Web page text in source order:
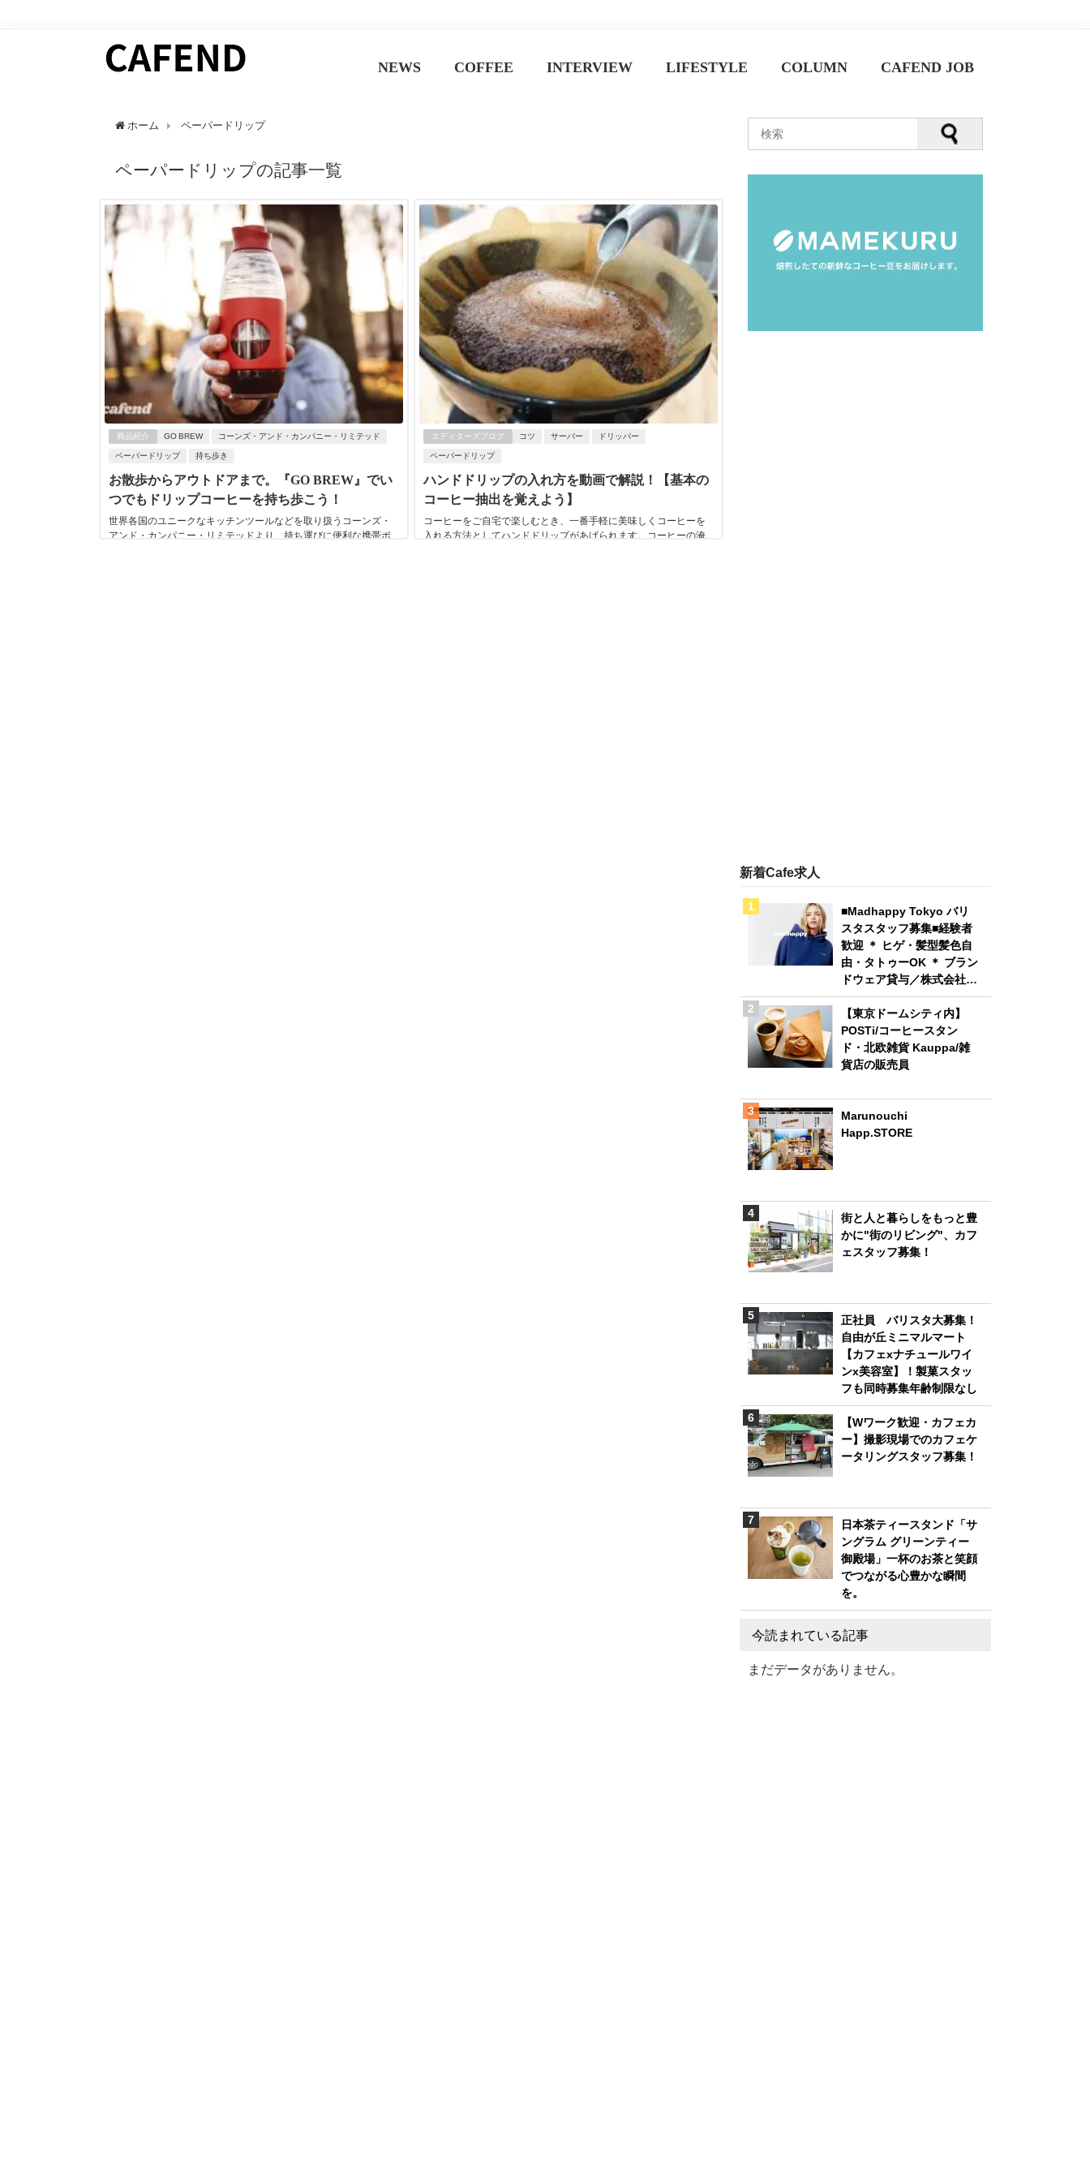
NEWS COFFEE INTERVIEW LIFESTYLE COLUMN CAFEND JOB
ホーム ペーパードリップ
ペーパードリップの記事一覧
商品紹介 GO BREW コーンズ・アンド・カンパニー・リミテッド
ペーパードリップ 持ち歩き
お散歩からアウトドアまで。『GO BREW』でい
つでもドリップコーヒーを持ち歩こう！
世界各国のユニークなキッチンツールなどを取り扱うコーンズ・
アンド・カンパニー・リミテッドより、持ち運びに便利な携帯ボ
エディターズブログ コツ サーバー ドリッパー
ペーパードリップ
ハンドドリップの入れ方を動画で解説！【基本の
コーヒー抽出を覚えよう】
コーヒーをご自宅で楽しむとき、一番手軽に美味しくコーヒーを
入れる方法としてハンドドリップがあげられます。コーヒーの淹
新着Cafe求人
■Madhappy Tokyo バリ
スタスタッフ募集■経験者
歓迎 ＊ ヒゲ・髪型髪色自
由・タトゥーOK ＊ ブラン
ドウェア貸与／株式会社
Madhappy Japan
【東京ドームシティ内】
POSTi/コーヒースタン
ド・北欧雑貨 Kauppa/雑
貨店の販売員
Marunouchi
Happ.STORE
街と人と暮らしをもっと豊
かに"街のリビング"、カフ
ェスタッフ募集！
正社員 バリスタ大募集！
自由が丘ミニマルマート
【カフェxナチュールワイ
ンx美容室】！製菓スタッ
フも同時募集年齢制限なし
【Wワーク歓迎・カフェカ
ー】撮影現場でのカフェケ
ータリングスタッフ募集！
日本茶ティースタンド「サ
ングラム グリーンティー
御殿場」一杯のお茶と笑顔
でつながる心豊かな瞬間
を。
今読まれている記事
まだデータがありません。